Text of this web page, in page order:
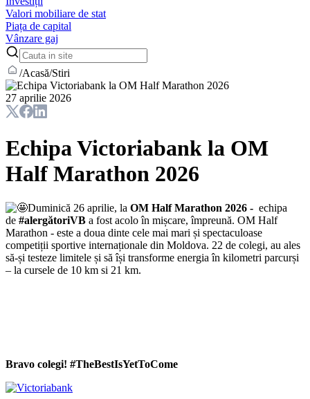
Valori mobiliare de stat
Piața de capital
Vânzare gaj
/Acasă/Stiri
27 aprilie 2026
Echipa Victoriabank la OM
Half Marathon 2026
Duminică 26 aprilie, la OM Half Marathon 2026 - echipa
de #alergătoriVB a fost acolo în mișcare, împreună. OM Half
Marathon - este a doua dinte cele mai mari și spectaculoase
competiții sportive internaționale din Moldova. 22 de colegi, au ales
să-și testeze limitele și să își transforme energia în kilometri parcurși
– la cursele de 10 km si 21 km.
Bravo colegi! #TheBestIsYetToCome